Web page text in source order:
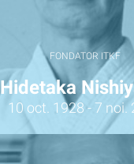
FONDATOR ITKF
Hidetaka
10 oct. 1928 - 7 noi.